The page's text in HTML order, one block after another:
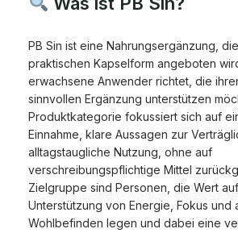
PB Sin ist eine Nahrungsergänzung,
praktischen Kapselform angeboten
erwachsene Anwender richtet, die
sinnvollen Ergänzung unterstützen
Produktkategorie fokussiert sich auf
Einnahme, klare Aussagen zur
alltagstaugliche Nutzung, ohne auf
verschreibungspflichtige Mittel
Zielgruppe sind Personen, die Wert
Unterstützung von Energie, Fokus und
Wohlbefinden legen und dabei eine